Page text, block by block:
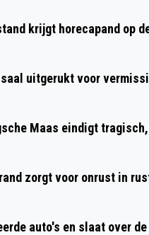
27 EN
IN
krijgt horecapand op
uitgerukt voor
Maas eindigt
zorgt voor onrust in
auto's en slaat over